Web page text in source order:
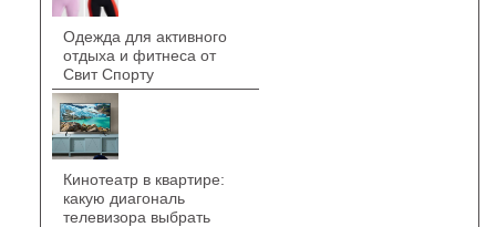
Одежда для активного
отдыха и фитнеса от
Свит Спорту
Кинотеатр в квартире:
какую диагональ
телевизора выбрать